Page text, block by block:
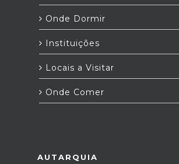
Onde Dormir
Instituições
Locais a Visitar
Onde Comer
AUTARQUIA